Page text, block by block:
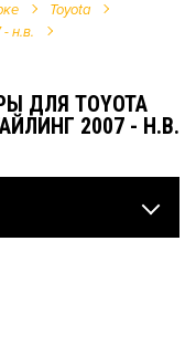
Toyota
н.в.
ДЛЯ TOYOTA
2007 - Н.В.